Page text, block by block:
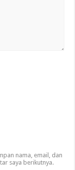
nama, email, dan
saya berikutnya.